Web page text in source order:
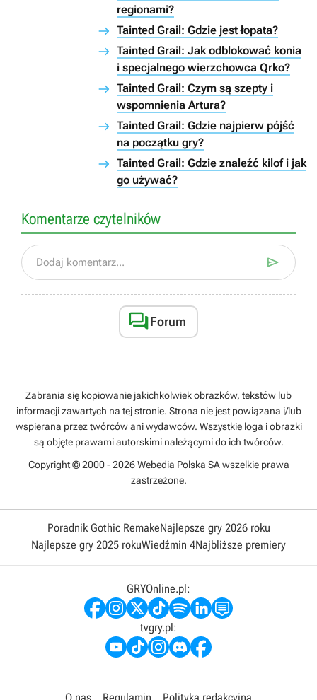
regionami?
Tainted Grail: Gdzie jest łopata?
Tainted Grail: Jak odblokować konia
i specjalnego wierzchowca Qrko?
Tainted Grail: Czym są szepty i
wspomnienia Artura?
Tainted Grail: Gdzie najpierw pójść
na początku gry?
Tainted Grail: Gdzie znaleźć kilof i jak
go używać?
Komentarze czytelników
Dodaj komentarz... 
Forum
Zabrania się kopiowanie jakichkolwiek obrazków, tekstów lub
informacji zawartych na tej stronie. Strona nie jest powiązana i/lub
wspierana przez twórców ani wydawców. Wszystkie loga i obrazki
są objęte prawami autorskimi należącymi do ich twórców.
Copyright © 2000 - 2026 Webedia Polska SA wszelkie prawa
zastrzeżone.
Poradnik Gothic RemakeNajlepsze gry 2026 roku
Najlepsze gry 2025 rokuWiedźmin 4Najbliższe premiery
GRYOnline.pl:
tvgry.pl:
O nas Regulamin Polityka redakcyjna